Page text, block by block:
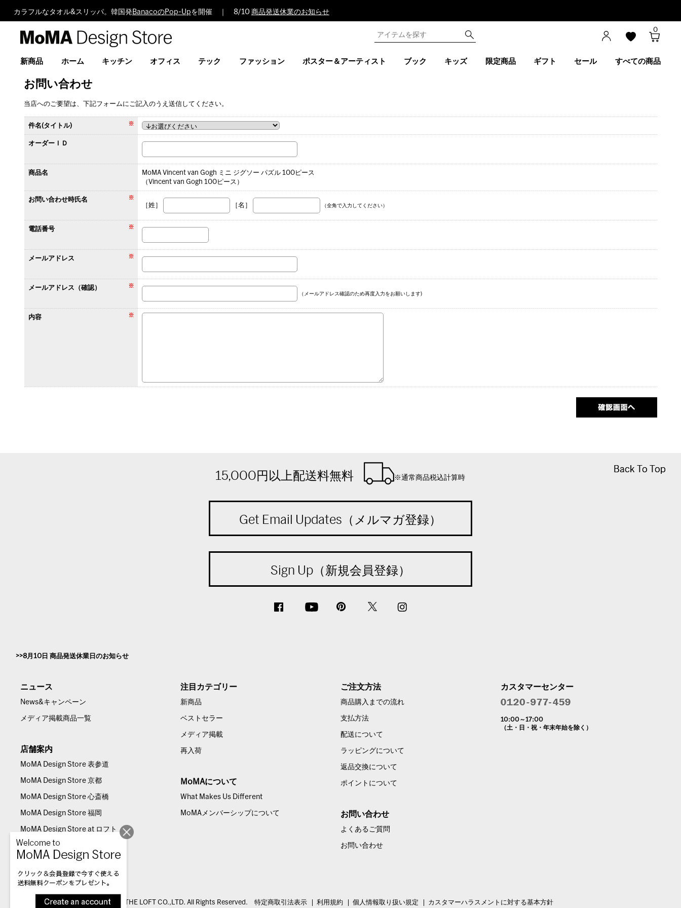
カラフルなタオル&スリッパ。韓国発 BanacoのPop-Upを開催 ｜ 8/10 商品発送休業のお知らせ
Design
0
新商品 ホーム キッチン オフィス テック ファッション ポスター＆アーティスト ブック キッズ 限定商品 ギフト セール すべての商品
お問い合わせ
当店へのご要望は、下記フォームにご記入のうえ送信してください。
件名(タイトル)
オーダーＩＤ
商品名
MoMA Vincent van Gogh ミニ ジグソー パズル 100ピース
（Vincent van Gogh 100ピース）
お問い合わせ時氏名
［姓］
［名］ （全角で入力してください）
電話番号
メールアドレス
メールアドレス（確認）
（メールアドレス確認のため再度入力をお願いします)
内容
Back To Top
Back To Top
15,000円以上配送料無料 ※通常商品税込計算時
Get Email Updates（メルマガ登録）
Sign Up（新規会員登録）
8月10日 商品発送休業日のお知らせ
ニュース
News&キャンペーン
メディア掲載商品一覧
店舗案内
MoMA Design Store 表参道
MoMA Design Store 京都
MoMA Design Store 心斎橋
MoMA Design Store 福岡
MoMA Design Store at ロフト
注目カテゴリー
新商品
ベストセラー
メディア掲載
再入荷
MoMAについて
What Makes Us Different
MoMAメンバーシップについて
ご注文方法
商品購入までの流れ
支払方法
配送について
ラッピングについて
返品交換について
ポイントについて
お問い合わせ
よくあるご質問
お問い合わせ
カスタマーセンター
10:00～17:00
（土・日・祝・年末年始を除く）
© THE LOFT CO.,LTD. All Rights Reserved. 特定商取引法表示 利用規約 個人情報取り扱い規定 カスタマーハラスメントに対する基本方針